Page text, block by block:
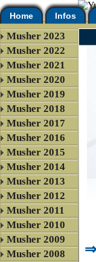
Home Infos
Musher 2023
Musher 2022
Musher 2021
Musher 2020
Musher 2019
Musher 2018
Musher 2017
Musher 2016
Musher 2015
Musher 2014
Musher 2013
Musher 2012
Musher 2011
Musher 2010
Musher 2009
Musher 2008